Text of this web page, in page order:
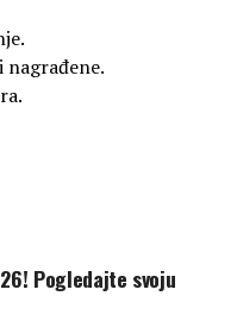
nagrađene.
Pogledajte svoju